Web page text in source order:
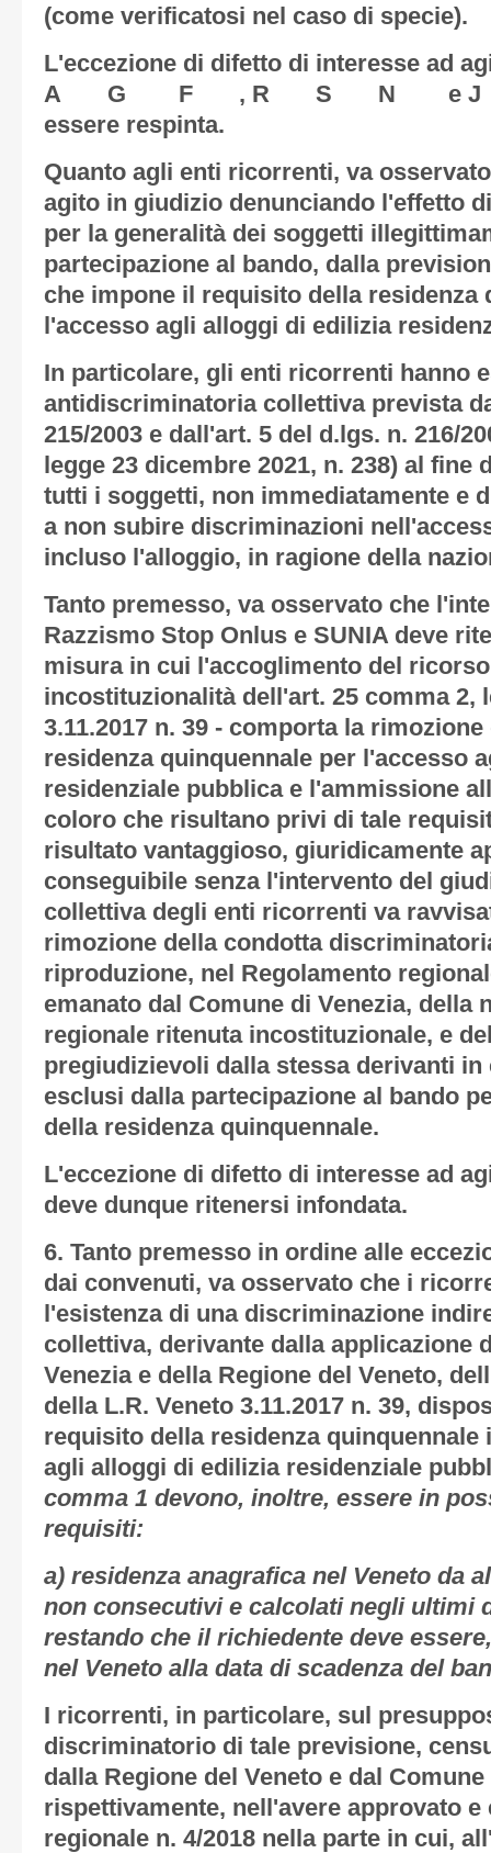
(come verificatosi nel caso di specie).
L'eccezione di difetto di interesse ad
A G F , R S N e J E
essere respinta.
Quanto agli enti ricorrenti, va
agito in giudizio denunciando l'effetto
per la generalità dei soggetti
partecipazione al bando, dalla
che impone il requisito della residenza
l'accesso agli alloggi di edilizia
In particolare, gli enti ricorrenti hanno
antidiscriminatoria collettiva prevista
215/2003 e dall'art. 5 del d.lgs. n. 216/
legge 23 dicembre 2021, n. 238) al
tutti i soggetti, non immediatamente e
a non subire discriminazioni
incluso l'alloggio, in ragione della
Tanto premesso, va osservato che
Razzismo Stop Onlus e SUNIA deve
misura in cui l'accoglimento del
incostituzionalità dell'art. 25 comma 2,
3.11.2017 n. 39 - comporta la
residenza quinquennale per l'accesso
residenziale pubblica e l'ammissione
coloro che risultano privi di tale
risultato vantaggioso, giuridicamente
conseguibile senza l'intervento del
collettiva degli enti ricorrenti va
rimozione della condotta
riproduzione, nel Regolamento
emanato dal Comune di Venezia, della
regionale ritenuta incostituzionale, e
pregiudizievoli dalla stessa derivanti
esclusi dalla partecipazione al bando
della residenza quinquennale.
L'eccezione di difetto di interesse ad
deve dunque ritenersi infondata.
6. Tanto premesso in ordine alle
dai convenuti, va osservato che i
l'esistenza di una discriminazione
collettiva, derivante dalla applicazione
Venezia e della Regione del Veneto,
della L.R. Veneto 3.11.2017 n. 39,
requisito della residenza quinquennale
agli alloggi di edilizia residenziale
comma 1 devono, inoltre, essere in
requisiti:
a) residenza anagrafica nel Veneto da
non consecutivi e calcolati negli ultimi
restando che il richiedente deve
nel Veneto alla data di scadenza del
I ricorrenti, in particolare, sul
discriminatorio di tale previsione,
dalla Regione del Veneto e dal
rispettivamente, nell'avere approvato e
regionale n. 4/2018 nella parte in cui,